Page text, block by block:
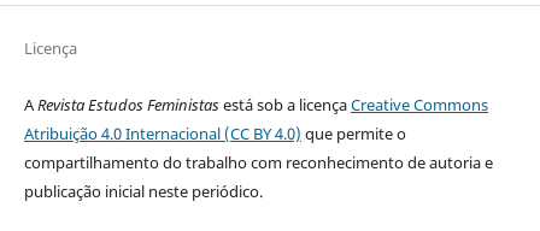
Licença
ARevista Estudos Feministasestá sob a licençaCreative Commons
Atribuição 4.0 Internacional (CC BY 4.0) que permite o
compartilhamento do trabalho com reconhecimento de autoria e
publicação inicial neste periódico.